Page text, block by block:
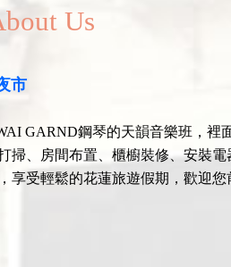
Us
市
GARND鋼琴的天韻音樂班，裡
掃、房間布置、櫃櫥裝修、安裝
享受輕鬆的花蓮旅遊假期，歡迎您